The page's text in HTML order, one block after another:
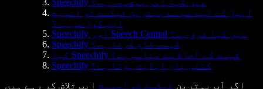
ایپل کے لیے سب سے بہترین ٹیکسٹ ٹو اسپیچ
ایپ کون سی ہے؟
Speechify اور Speech Central میں کیا فرق ہے؟
Speechify کیسے کام کرتا ہے؟
کیا Speechify قیمت کے لحاظ سے مناسب ہے؟
Speechify کتنی بار اپڈیٹ ہوتا ہے؟
اگر آپ بہترین ٹیکسٹ ٹو اسپیچ ایپ تلاش کر رہے ہیں